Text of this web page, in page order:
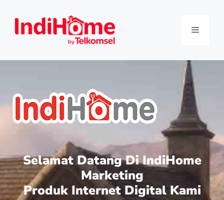
Selamat Datang Di IndiHome
Marketing
Produk Internet Digital Kami